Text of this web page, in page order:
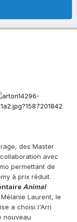
des Master
avec
permettant de
à prix réduit.
Animal
Laurent, le
a choisi l'Arri
nouveau